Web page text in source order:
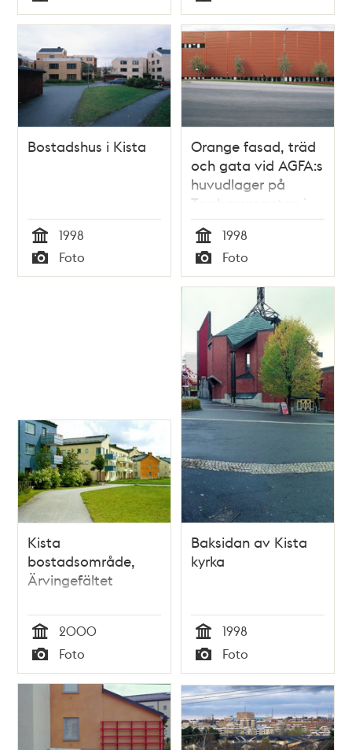
Typ Typ
Bostadshus i Kista
Tid
1998
Typ
Foto
Orange fasad, träd
och gata vid AGFA:s
huvudlager på
Torshamnsgatan i
Kista
Tid
1998
Typ
Foto
Kista
bostadsområde,
Ärvingefältet
Tid
2000
Typ
Foto
Baksidan av Kista
kyrka
Tid
1998
Typ
Foto